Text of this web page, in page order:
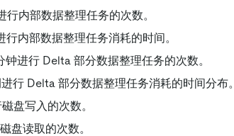
内部数据整理任务的次数。
内部数据整理任务消耗的时间。
进行 Delta 部分数据整理任务的次数。
行 Delta 部分数据整理任务消耗的时间分布。
盘写入的次数。
盘读取的次数。